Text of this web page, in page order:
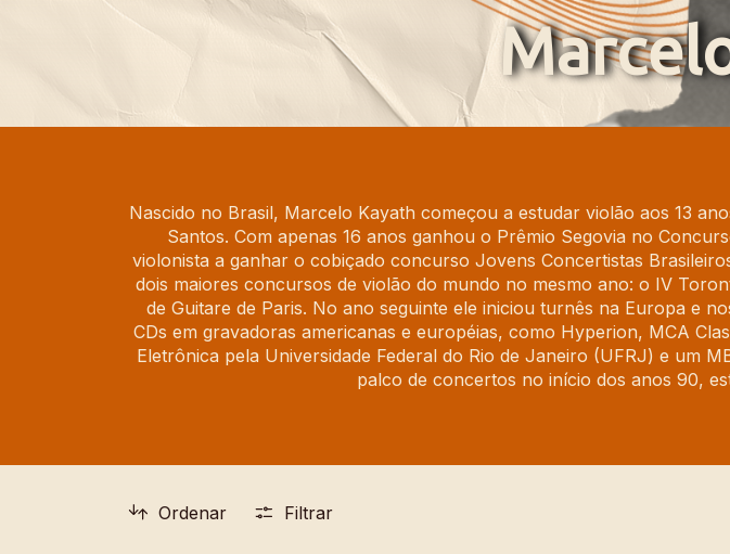
Nascido no Brasil, Marcelo Kayath começou a estudar violão aos 13
Santos. Com apenas 16 anos ganhou o Prêmio Segovia no
violonista a ganhar o cobiçado concurso Jovens Concertistas
dois maiores concursos de violão do mundo no mesmo ano: o IV
de Guitare de Paris. No ano seguinte ele iniciou turnês na Europa e
CDs em gravadoras americanas e européias, como Hyperion, MCA
Eletrônica pela Universidade Federal do Rio de Janeiro (UFRJ) e um
palco de concertos no início dos anos 90,
Ordenar Filtrar